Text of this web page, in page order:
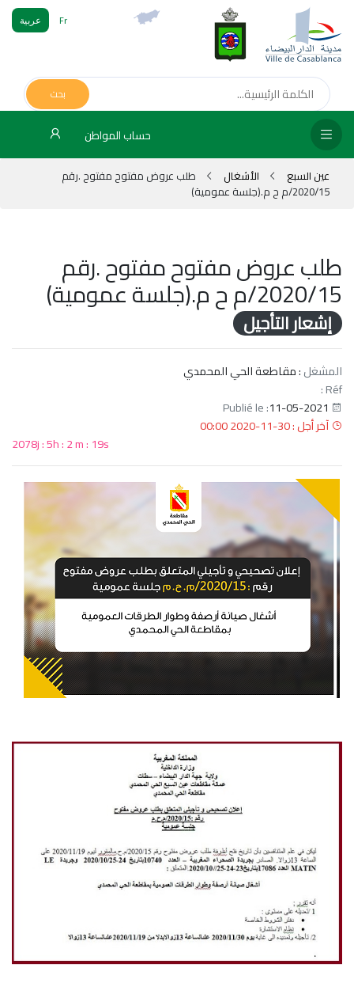
Fr عربية
بحث
حساب المواطن
عين السبع الأشغال
طلب عروض مفتوح مفتوح .رقم
2020/15/م ح م.(جلسة عمومية)
طلب عروض مفتوح مفتوح .رقم
2020/15/م ح م.(جلسة عمومية)
إشعار التأجيل
المشغل: مقاطعة الحي المحمدي
Réf :
11-05-2021
آخر أجل : 30-11-2020 00:00
2078j : 5h : 2 m : 18s